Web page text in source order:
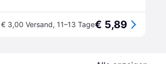
€ 3,00 Versand, 11–13 Tage€ 5,89